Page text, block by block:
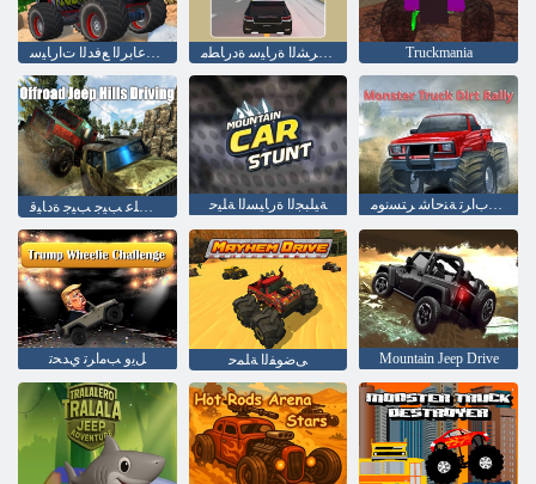
ﺓﺮﻋﻮﻟﺍ ﻕﺮﻄﻟﺍ ﻕﺎﺒﺳ :ﻲﻋﺎﺑﺮﻟﺍ ﻊﻓﺪﻟﺍ ﺕﺍﺭﺎﻴﺳ ﺔﻃﺮﺸﻟﺍ ﺓﺭﺎﻴﺳ ﺓﺩﺭﺎﻄﻣ Truckmania
ﺔﻴﻠﺒﺠﻟﺍ ﺓﺭﺎﻴﺴﻟﺍ ﺔﻠﻴﺣ ﻲﻟﺍﺭ ﺏﺍﺮﺗ ﺔﻨﺣﺎﺷ ﺮﺘﺴﻧﻮﻣ
ﻞﻳﻭ ﺐﻣﺍﺮﺗ ﻱﺪﺤﺗ ﻰﺿﻮﻔﻟﺍ ﺔﻠﻤﺣ Mountain Jeep Drive